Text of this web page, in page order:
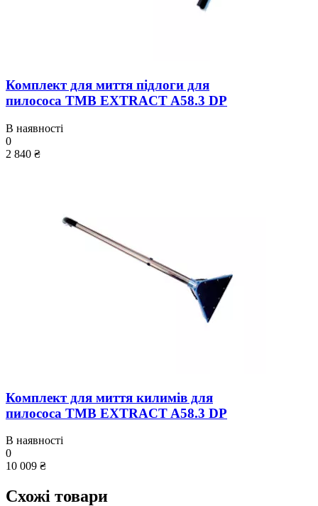
Комплект для миття підлоги для
пилососа TMB EXTRACT A58.3 DP
В наявності
0
2 840 ₴
Комплект для миття килимів для
пилососа TMB EXTRACT A58.3 DP
В наявності
0
10 009 ₴
Схожі товари